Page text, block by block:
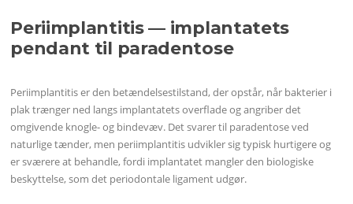
Periimplantitis — implantatets
pendant til paradentose
Periimplantitis er den betændelsestilstand, der opstår, når bakterier i
plak trænger ned langs implantatets overflade og angriber det
omgivende knogle- og bindevæv. Det svarer til paradentose ved
naturlige tænder, men periimplantitis udvikler sig typisk hurtigere og
er sværere at behandle, fordi implantatet mangler den biologiske
beskyttelse, som det periodontale ligament udgør.